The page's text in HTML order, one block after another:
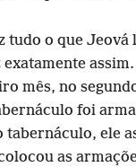
tudo o que Jeová
exatamente assim.
mês, no
foi
tabernáculo, ele
as